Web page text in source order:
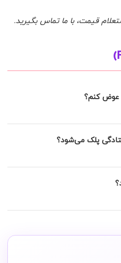
قیمت، با ما تماس بگیرید.
عوض کنم؟
است به کلینیک مراجعه کنید.
پلک می‌شود؟